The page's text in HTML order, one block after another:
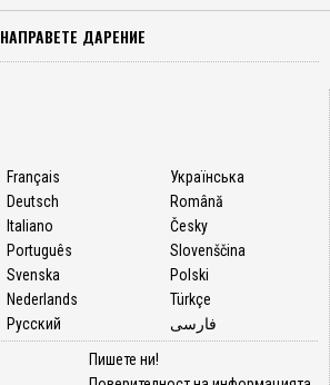
НАПРАВЕТЕ ДАРЕНИЕ
Français
Deutsch
Italiano
Português
Svenska
Nederlands
Русский
Українська
Română
Česky
Slovenščina
Polski
Türkçe
فارسی
Пишете ни!